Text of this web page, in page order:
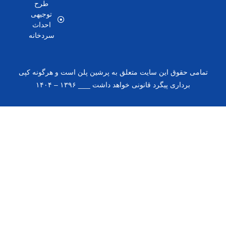
سایت متعلق به پرشین پلن است و هرگونه کپی
قانونی خواهد داشت ___ ۱۳۹۶ – ۱۴۰۴